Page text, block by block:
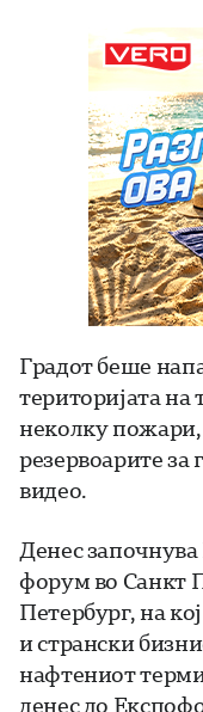
Градот беше
територијата
неколку пожари,
резервоарите
видео.
Денес
форум во Санкт
Петербург, на
и странски
нафтениот
денес до